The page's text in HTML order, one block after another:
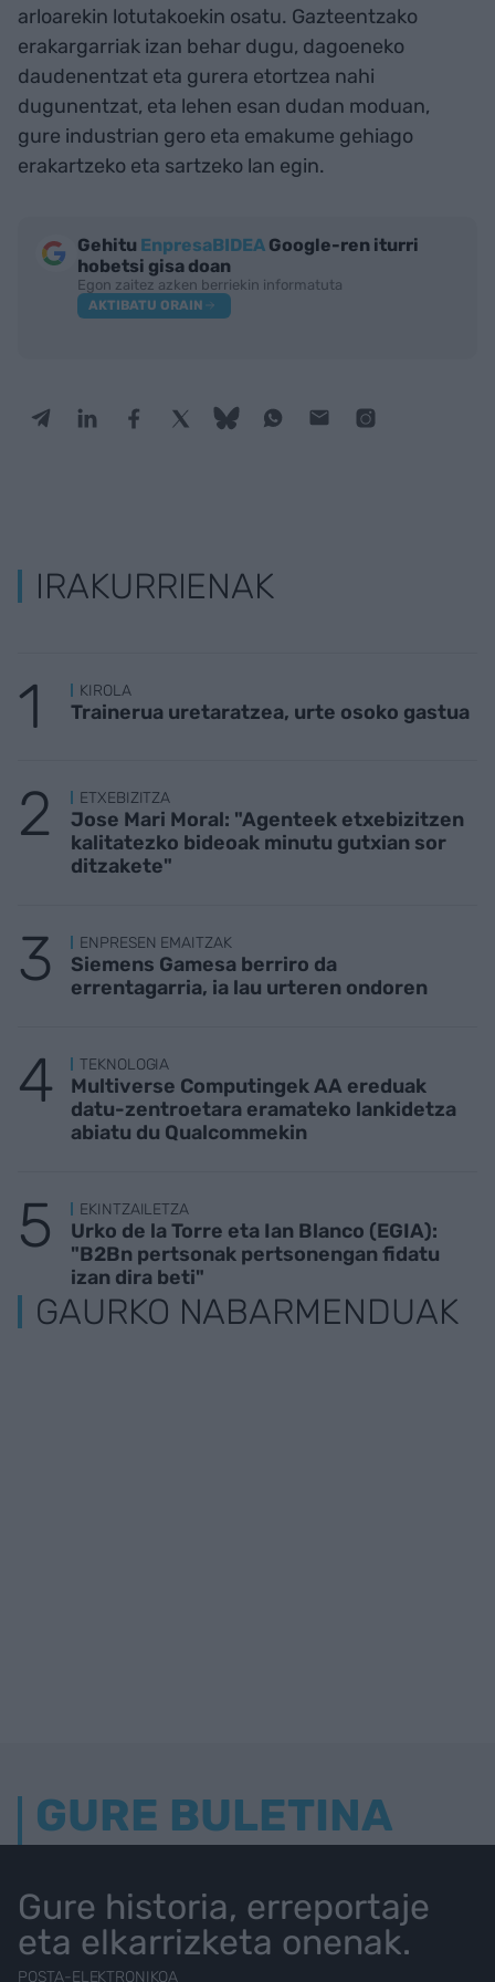
arloarekin lotutakoekin osatu. Gazteentzako
erakargarriak izan behar dugu, dagoeneko
daudenentzat eta gurera etortzea nahi
dugunentzat, eta lehen esan dudan moduan,
gure industrian gero eta emakume gehiago
erakartzeko eta sartzeko lan egin.
Gehitu EnpresaBIDEA Google-ren iturri
hobetsi gisa doan
Egon zaitez azken berriekin informatuta
AKTIBATU ORAIN
IRAKURRIENAK
KIROLA
Trainerua uretaratzea, urte osoko gastua
ETXEBIZITZA
Jose Mari Moral: "Agenteek etxebizitzen
kalitatezko bideoak minutu gutxian sor
ditzakete"
ENPRESEN EMAITZAK
Siemens Gamesa berriro da
errentagarria, ia lau urteren ondoren
TEKNOLOGIA
Multiverse Computingek AA ereduak
datu-zentroetara eramateko lankidetza
abiatu du Qualcommekin
EKINTZAILETZA
Urko de la Torre eta Ian Blanco (EGIA):
"B2Bn pertsonak pertsonengan fidatu
izan dira beti"
GAURKO NABARMENDUAK
GURE BULETINA
Gure historia, erreportaje
eta elkarrizketa onenak.
POSTA-ELEKTRONIKOA